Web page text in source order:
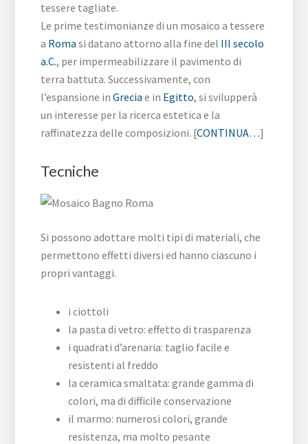
tessere tagliate.
Le prime testimonianze di un mosaico a tessere
a Roma si datano attorno alla fine del III secolo
a.C., per impermeabilizzare il pavimento di
terra battuta. Successivamente, con
l’espansione inGrecia e in Egitto, si svilupperà
un interesse per la ricerca estetica e la
raffinatezza delle composizioni. [CONTINUA…]
Tecniche
Si possono adottare molti tipi di materiali, che
permettono effetti diversi ed hanno ciascuno i
propri vantaggi.
i ciottoli
la pasta di vetro: effetto di trasparenza
i quadrati d’arenaria: taglio facile e
resistenti al freddo
la ceramica smaltata: grande gamma di
colori, ma di difficile conservazione
il marmo: numerosi colori, grande
resistenza, ma molto pesante